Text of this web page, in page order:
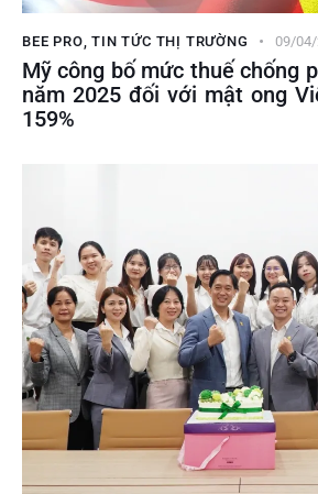
BEE PRO,TIN TỨC THỊ TRƯỜNG 09/
Mỹ công bố mức thuế chống
năm 2025 đối với mật ong
159%